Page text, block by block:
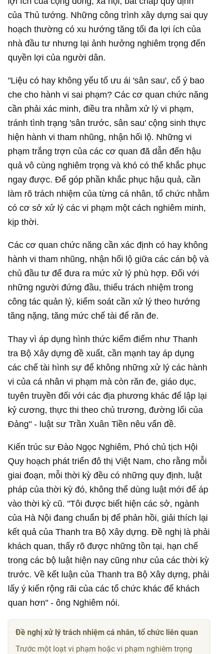
của Thủ tướng. Những công trình xây dựng sai quy
hoạch thường có xu hướng tăng tối đa lợi ích của
nhà đầu tư nhưng lại ảnh hưởng nghiêm trọng đến
quyền lợi của người dân.
"Liệu có hay không yếu tố ưu ái 'sân sau', cố ý bao
che cho hành vi sai phạm? Các cơ quan chức năng
cần phải xác minh, điều tra nhằm xử lý vi phạm,
tránh tình trạng 'sân trước, sân sau' cộng sinh thực
hiện hành vi tham nhũng, nhận hối lộ. Những vi
phạm trắng trợn của các cơ quan đã dẫn đến hậu
quả vô cùng nghiêm trọng và khó có thể khắc phục
ngay được. Để góp phần khắc phục hậu quả, cần
làm rõ trách nhiệm của từng cá nhân, tổ chức nhằm
có cơ sở xử lý các vi phạm một cách nghiêm minh,
kịp thời.
Các cơ quan chức năng cần xác định có hay không
hành vi tham nhũng, nhận hối lộ giữa các cán bộ và
chủ đầu tư để đưa ra mức xử lý phù hợp. Đối với
những người đứng đầu, thiếu trách nhiệm trong
công tác quản lý, kiểm soát cần xử lý theo hướng
tăng nặng, tăng mức chế tài để răn đe.
Thay vì áp dụng hình thức kiểm điểm như Thanh
tra Bộ Xây dựng đề xuất, cần mạnh tay áp dụng
các chế tài hình sự để không những xử lý các hành
vi của cá nhân vi phạm mà còn răn đe, giáo dục,
tuyên truyền đối với các địa phương khác để lập lại
kỷ cương, thực thi theo chủ trương, đường lối của
Đảng" - luật sư Trần Xuân Tiền nêu vấn đề.
Kiến trúc sư Đào Ngọc Nghiêm, Phó chủ tịch Hội
Quy hoạch phát triển đô thị Việt Nam, cho rằng mỗi
giai đoạn, mỗi thời kỳ đều có những quy định, luật
pháp của thời kỳ đó, không thể dùng luật mới để áp
vào thời kỳ cũ. "Tôi được biết hiện các sở, ngành
của Hà Nội đang chuẩn bị để phản hồi, giải thích lại
kết quả của Thanh tra Bộ Xây dựng. Đề nghị là phải
khách quan, thấy rõ được những tồn tại, hạn chế
trong các bộ luật hiện nay cũng như của các thời kỳ
trước. Về kết luận của Thanh tra Bộ Xây dựng, phải
lấy ý kiến rộng rãi của các tổ chức khác để khách
quan hơn" - ông Nghiêm nói.
Đề nghị xử lý trách nhiệm cá nhân, tổ chức liên quan
Trước một loạt vi phạm hoặc vi phạm nghiêm trọng